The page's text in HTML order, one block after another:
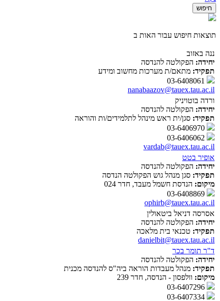
תוצאות חיפוש עבור האות ב
ננה באזוב
יחידה: הפקולטה להנדסה
תפקיד: מתאם/ת מערכות מחשוב ומידע
nanabaazov@tauex.tau.ac.il
ורדה בוטויניק
יחידה: הפקולטה להנדסה
תפקיד: סגן/ית ראש מינהל לתלמידים/ות והוראה
vardab@tauex.tau.ac.il
אופיר בטט
יחידה: הפקולטה להנדסה
תפקיד: סגן מנהל גוש הפקולטה הנדסה
מיקום: הנדסת חשמל מעבד, חדר 024
ophirb@tauex.tau.ac.il
אסרסה דניאל ביטאולין
יחידה: הפקולטה להנדסה
תפקיד: טכנאי בית מלאכה
danielbit@tauex.tau.ac.il
ד"ר תומר בכר
יחידה: הפקולטה להנדסה
תפקיד: מנהל מעבדות הוראה ביה"ס להנדסה מכנית
מיקום: וולפסון - הנדסה, חדר 239